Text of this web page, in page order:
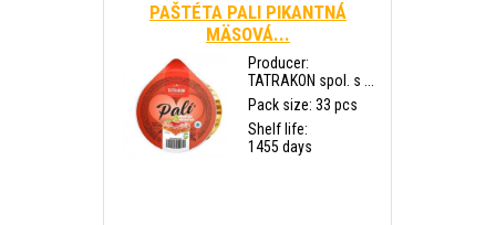
PAŠTÉTA PALI PIKANTNÁ
MÄSOVÁ...
Producer:
TATRAKON spol. s ...
Pack size: 33 pcs
Shelf life:
1455 days